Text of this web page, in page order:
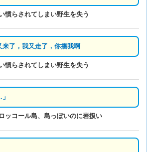
慣らされてしまい野生を失う
了，我又走了，你揍我啊
慣らされてしまい野生を失う
ッコール島、島っぽいのに岩扱い